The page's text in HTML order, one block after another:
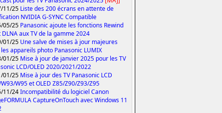
11/25 Liste des 200 écrans en attente de
NVIDIA G-SYNC Compatible
05/25 Panasonic ajoute les fonctions Rewind
DLNA aux TV de la gamme 2024
01/25 Une salve de mises à jour majeures
appareils photo Panasonic LUMIX
01/25 Mise à jour de janvier 2025 pour les TV
LCD/OLED 2020/2021/2022
01/25 Mise à jour des TV Panasonic LCD
W95 et OLED Z85/Z90/Z93/Z95
11/24Incompatibilité du logiciel Canon
CaptureOnTouch avec Windows 11